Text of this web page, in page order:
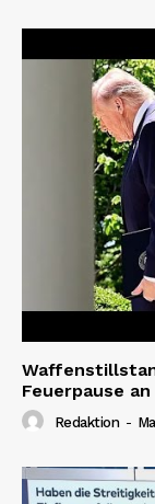
Feuerpause an
Redaktion -